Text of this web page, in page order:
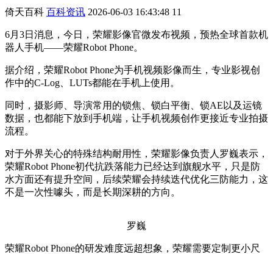
倚天百科 百科资讯 2026-06-03 16:43:48 11
6月3日消息，今日，荣耀影像官微发布视频，预热全球首款机
器人手机——荣耀Robot Phone。
据介绍，荣耀Robot Phone为手机视频影像而生，专业影视创
作中的C-Log、LUTs都能在手机上使用。
同时，摄影师、导演常用的锁焦、锁白平衡、锁AE以及运镜
数据，也都能下放到手机端，让手机视频创作更接近专业拍摄
流程。
对于外界关心的特殊结构耐用性，荣耀影像负责人罗巍表示，
荣耀Robot Phone初代抗跌落能力已经达到旗舰水平，只是防
水方面还有提升空间，后续荣耀会持续迭代优化三防能力，这
不是一次性噱头，而是长期深耕的方向。
罗巍
荣耀Robot Phone的研发难度远超想象，荣耀需要定制更小尺